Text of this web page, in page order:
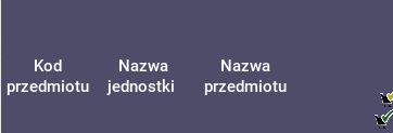
Kod
przedmiotu
Nazwa
jednostki
Nazwa
przedmiotu